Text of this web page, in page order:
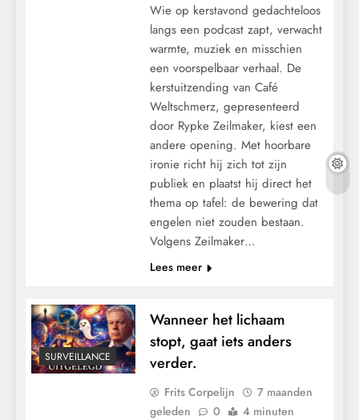
Wie op kerstavond gedachteloos
langs een podcast zapt, verwacht
warmte, muziek en misschien
een voorspelbaar verhaal. De
kerstuitzending van Café
Weltschmerz, gepresenteerd
door Rypke Zeilmaker, kiest een
andere opening. Met hoorbare
ironie richt hij zich tot zijn
publiek en plaatst hij direct het
thema op tafel: de bewering dat
engelen niet zouden bestaan.
Volgens Zeilmaker…
Lees meer
SURVEILLANCE
Wanneer het lichaam
stopt, gaat iets anders
verder.
Frits Corpelijn
7 maanden
geleden
0 4 minuten